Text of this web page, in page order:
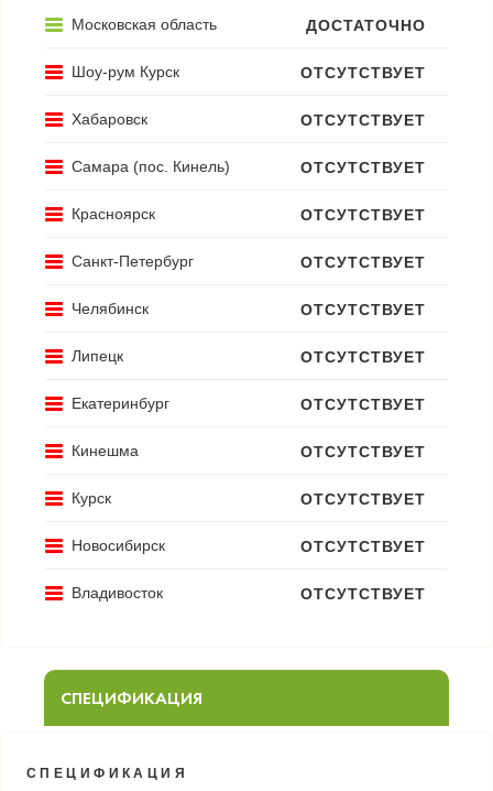
Московская область ДОСТАТОЧНО
Шоу-рум Курск ОТСУТСТВУЕТ
Хабаровск ОТСУТСТВУЕТ
Самара (пос. Кинель) ОТСУТСТВУЕТ
Красноярск ОТСУТСТВУЕТ
Санкт-Петербург ОТСУТСТВУЕТ
Челябинск ОТСУТСТВУЕТ
Липецк ОТСУТСТВУЕТ
Екатеринбург ОТСУТСТВУЕТ
Кинешма ОТСУТСТВУЕТ
Курск ОТСУТСТВУЕТ
Новосибирск ОТСУТСТВУЕТ
Владивосток ОТСУТСТВУЕТ
СПЕЦИФИКАЦИЯ
СПЕЦИФИКАЦИЯ